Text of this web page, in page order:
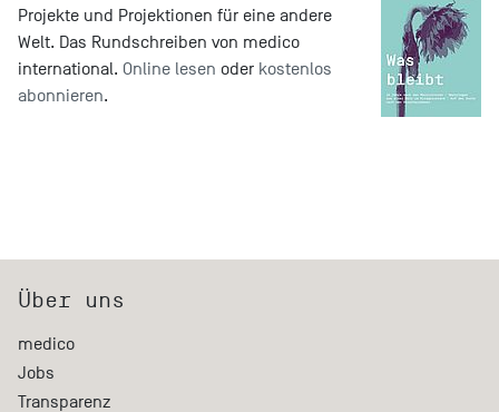
Projekte und Projektionen für eine andere
Welt. Das Rundschreiben von medico
international. Online lesen oder kostenlos
abonnieren.
Über uns
medico
Jobs
Transparenz